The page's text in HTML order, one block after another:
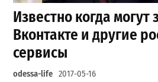
Известно когда могут
Вконтакте и другие
сервисы
odessa-life 2017-05-16